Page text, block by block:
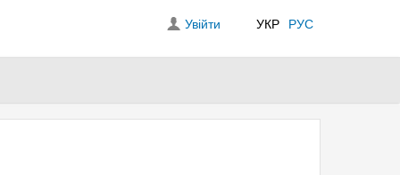
Увійти УКР РУС